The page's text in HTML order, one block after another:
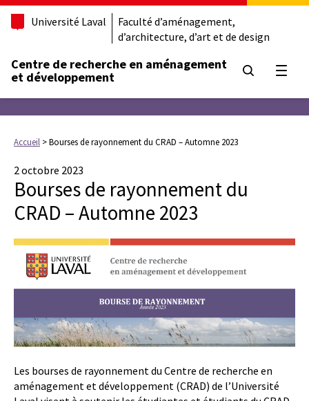
Université Laval
Faculté d’aménagement,
d’architecture, d’art et de design
Centre de recherche en aménagement
et développement
Accueil >Bourses de rayonnement du CRAD – Automne 2023
2 octobre 2023
Bourses de rayonnement du
CRAD – Automne 2023
Les bourses de rayonnement du Centre de recherche en
aménagement et développement (CRAD) de l’Université